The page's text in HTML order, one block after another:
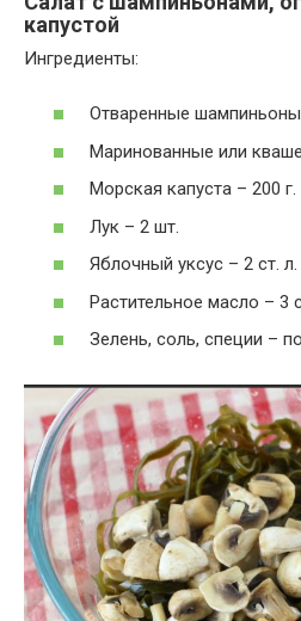
капустой
Ингредиенты:
Отваренные шампиньоны
Маринованные или
Морская капуста – 200 г.
Лук – 2 шт.
Яблочный уксус – 2 ст. л.
Растительное масло – 3
Зелень, соль, специи –